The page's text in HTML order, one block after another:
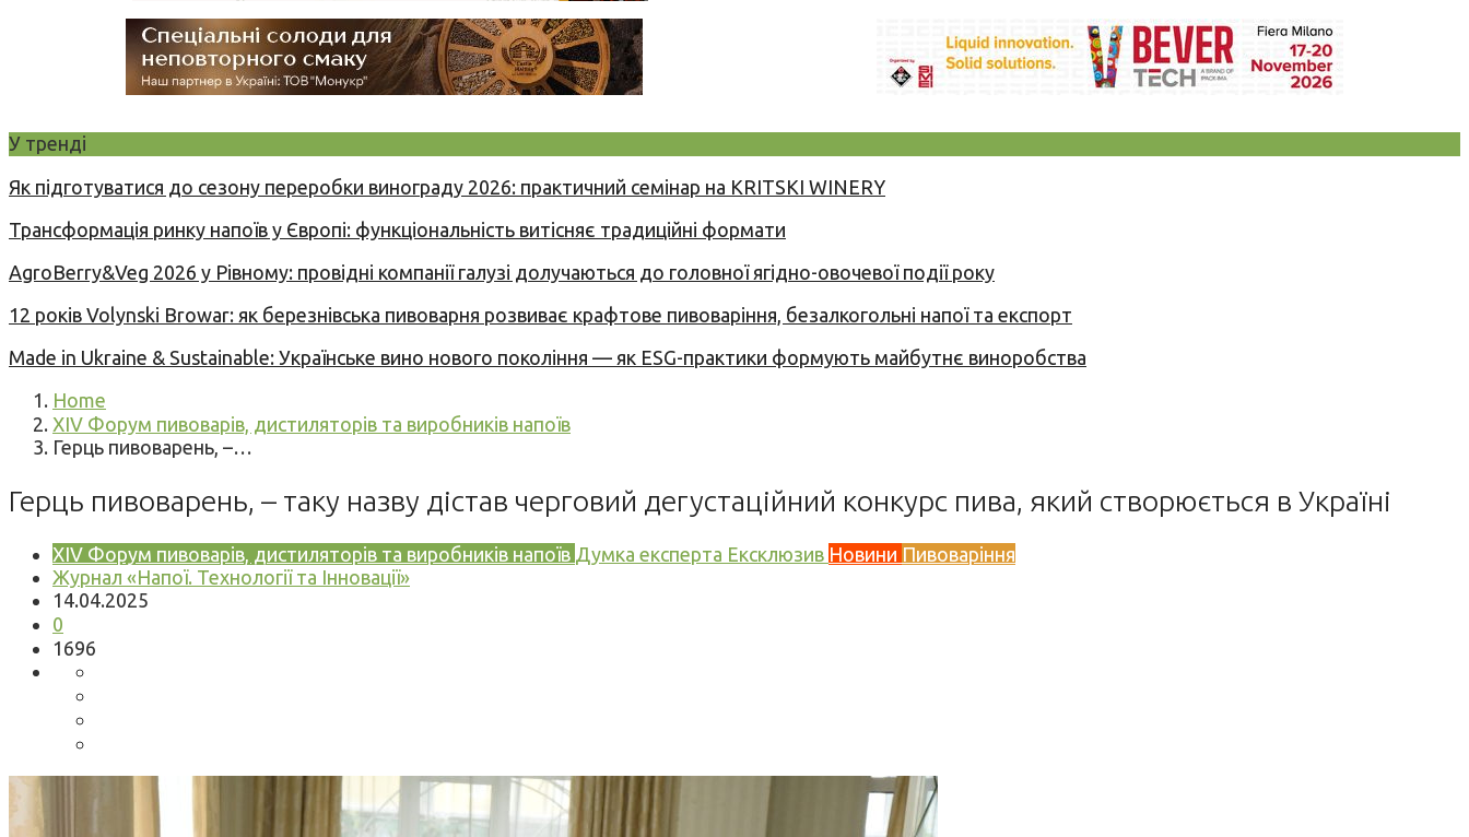
У тренді
Як підготуватися до сезону переробки винограду 2026: практичний семінар на KRITSKI WINERY
Трансформація ринку напоїв у Європі: функціональність витісняє традиційні формати
AgroBerry&Veg 2026 у Рівному: провідні компанії галузі долучаються до головної ягідно-овочевої події року
12 років Volynski Browar: як березнівська пивоварня розвиває крафтове пивоваріння, безалкогольні напої та експорт
Made in Ukraine & Sustainable: Українське вино нового покоління — як ESG-практики формують майбутнє виноробства
Home
XIV Форум пивоварів, дистиляторів та виробників напоїв
Герць пивоварень, –…
Герць пивоварень, – таку назву дістав черговий дегустаційний конкурс пива, який створюється в Україні
XIV Форум пивоварів, дистиляторів та виробників напоїв Думка експерта Ексклюзив Новини Пивоваріння
Журнал «Напої. Технології та Інновації»
14.04.2025
0
1696